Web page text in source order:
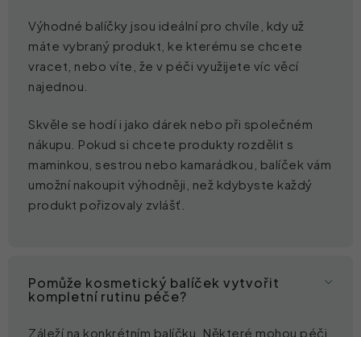
Výhodné balíčky jsou ideální pro chvíle, kdy už
máte vybraný produkt, ke kterému se chcete
vracet, nebo víte, že v péči využijete víc věcí
najednou.
Skvěle se hodí i jako dárek nebo při společném
nákupu. Pokud si chcete produkty rozdělit s
maminkou, sestrou nebo kamarádkou, balíček vám
umožní nakoupit výhodněji, než kdybyste každý
produkt pořizovaly zvlášť.
Pomůže kosmetický balíček vytvořit
kompletní rutinu péče?
Záleží na konkrétním balíčku. Některé mohou péči